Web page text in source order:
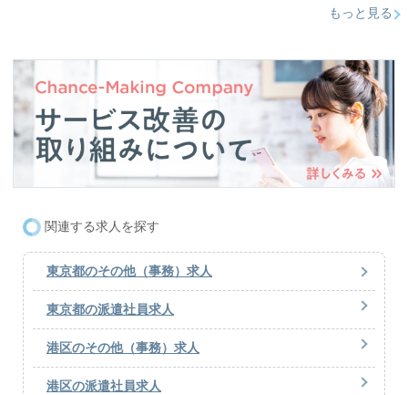
もっと見る
関連する求人を探す
東京都のその他（事務）求人
東京都の派遣社員求人
港区のその他（事務）求人
港区の派遣社員求人